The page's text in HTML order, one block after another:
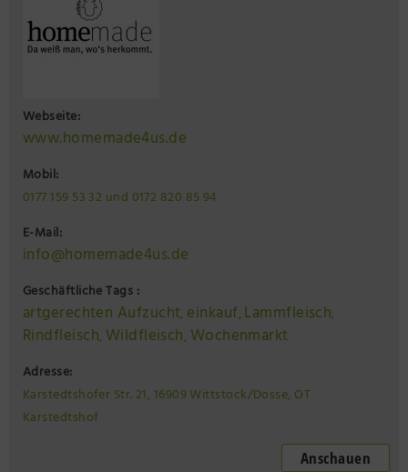
Webseite:
www.homemade4us.de
Mobil:
0177 159 53 32 und 0172 820 85 94
E-Mail:
info@homemade4us.de
Geschäftliche Tags :
artgerechten Aufzucht, einkauf, Lammfleisch,
Rindfleisch, Wildfleisch, Wochenmarkt
Adresse:
Karstedtshofer Str. 21, 16909 Wittstock/Dosse, OT
Karstedtshof
Anschauen